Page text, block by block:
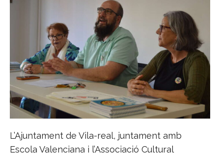
L’Ajuntament de Vila-real, juntament amb
Escola Valenciana i l’Associació Cultural